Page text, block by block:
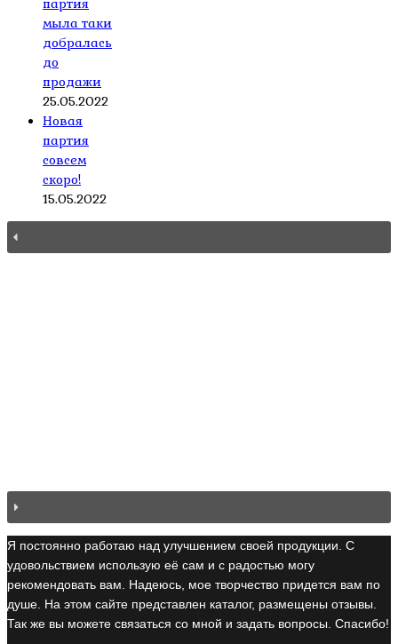
партия
мыла таки
добралась
до
продажи
25.05.2022
Новая
партия
совсем
скоро!
15.05.2022
Я постоянно работаю над улучшением своей продукции. С
удовольствием использую её сам и с радостью могу
рекомендовать вам. Надеюсь, мое творчество придется вам по
душе. На этом сайте представлен каталог, размещены отзывы.
Так же вы можете связаться со мной и задать вопросы. Спасибо!